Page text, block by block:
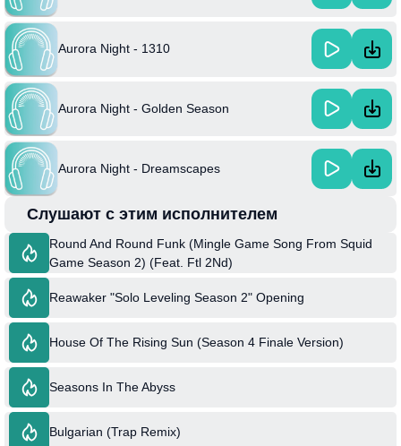
Aurora Night - 1310
Aurora Night - Golden Season
Aurora Night - Dreamscapes
Слушают с этим исполнителем
Round And Round Funk (Mingle Game Song From Squid
Game Season 2) (Feat. Ftl 2Nd)
Reawaker "Solo Leveling Season 2" Opening
House Of The Rising Sun (Season 4 Finale Version)
Seasons In The Abyss
Bulgarian (Trap Remix)